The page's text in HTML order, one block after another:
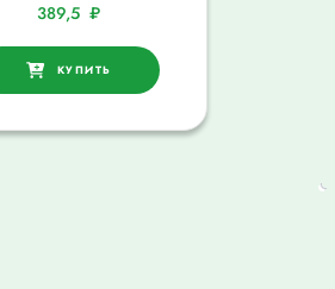
389,5 ₽
КУПИТЬ